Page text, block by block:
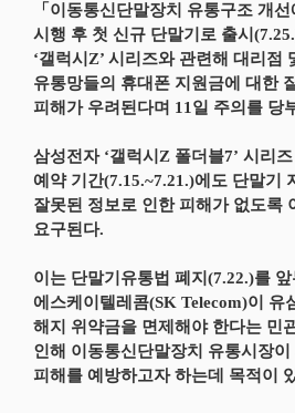
「이동통신단말장치 유통구조 개
시행 후 첫 신규 단말기로 출시
‘갤럭시Z’ 시리즈와 관련해 대리점
유통망들의 휴대폰 지원금에 대한
피해가 우려된다며 11일 주의를 당
삼성전자 ‘갤럭시Z 폴더블7’ 시리
예약 기간(7.15.~7.21.)에도 단말기
잘못된 정보로 인한 피해가 없도록
요구된다.
이는 단말기유통법 폐지(7.22.)를 앞
에스케이텔레콤(SK Telecom)이 유
해지 위약금을 면제해야 한다는 민
인해 이동통신단말장치 유통시장
피해를 예방하고자 하는데 목적이